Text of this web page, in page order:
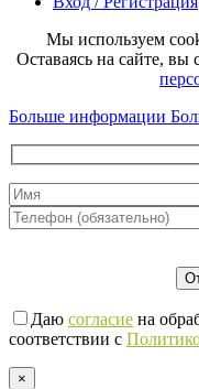
Мы используем
Оставаясь на сайте, вы
Больше информации
Даю согласие на
соответствии с
×